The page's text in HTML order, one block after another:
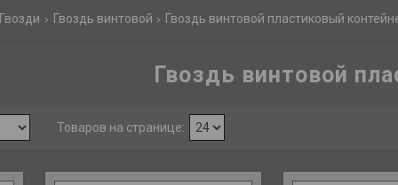
Гвозди Гвоздь винтовой Гвоздь винтовой пластиковый
Гвоздь винтовой